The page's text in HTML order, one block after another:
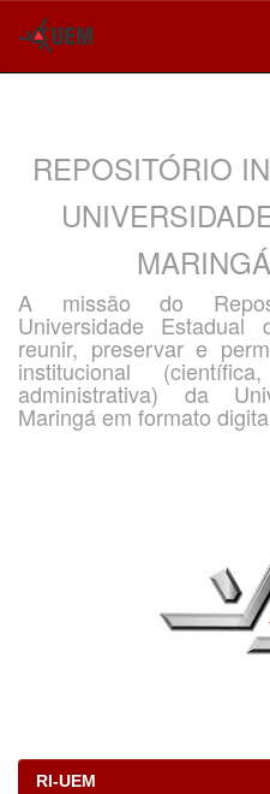
REPOSITÓRIO
A missão do
Universidade
reunir, preservar e
institucional
administrativa) da
Maringá em formato
RI-UEM